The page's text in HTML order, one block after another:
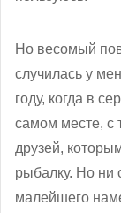
Но весомый
случилась у
году, когда в
самом месте, с
друзей,
рыбалку. Но ни
малейшего